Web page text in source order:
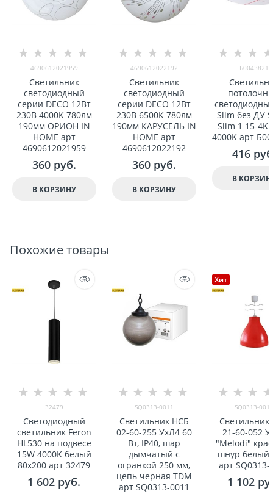
4690612021959
Светильник
светодиодный
серии DECO 12Вт
230В 4000К 780лм
190мм ОРИОН IN
HOME арт
4690612021959
360 руб.
В КОРЗИНУ
4690612022192
Светильник
светодиодный
серии DECO 12Вт
230В 6500К 780лм
190мм КАРУСЕЛЬ IN
HOME арт
4690612022192
360 руб.
В КОРЗИНУ
Б0043821
Slim без ДУ
Slim 1 15-4K
4000K арт
416
В
Похожие товары
32479
Светодиодный
светильник Feron
HL530 на подвесе
15W 4000K белый
80x200 арт 32479
1 602 руб.
SQ0313-0011
Светильник НСБ
02-60-255 УxЛ4 60
Вт, IP40, шар
дымчатый с
огранкой 250 мм,
цепь черная TDM
арт SQ0313-0011
Хит
SQ0313-0017
Светильник
21-60-052
"Melodi"
шнур белый
арт SQ0313-
1 102